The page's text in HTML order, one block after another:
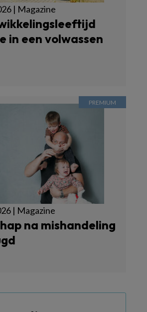
| Magazine
in een volwassen
| Magazine
na mishandeling